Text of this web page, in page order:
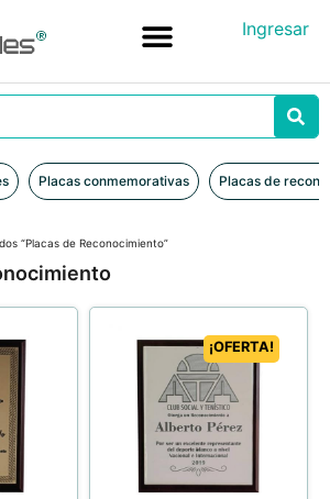
Ingresar
Placas conmemorativas Placas de
“Placas de Reconocimiento”
¡OFERTA!